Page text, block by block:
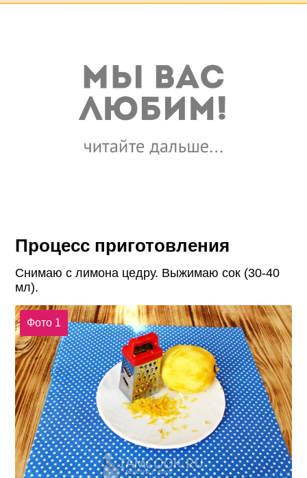
Процесс приготовления
Снимаю с лимона цедру. Выжимаю сок (30-40
мл).
Фото 1